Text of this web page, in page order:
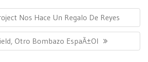
Nos Hace Un Regalo De Reyes
Otro Bombazo EspaÃ±ol